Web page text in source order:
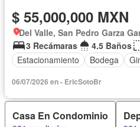
$ 55,000,000 MXN
Del Valle, San Pedro Garza
3 Recámaras
4.5 Baños
Estacionamiento
Bodega
06/07/2026 en - EricSotoBr
Casa En Condominio